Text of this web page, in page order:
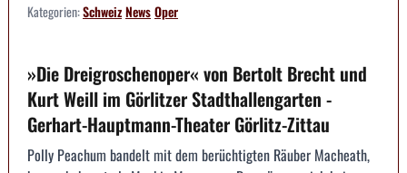
Kategorien:SchweizNewsOper
»Die Dreigroschenoper« von Bertolt Brecht und
Kurt Weill im Görlitzer Stadthallengarten -
Gerhart-Hauptmann-Theater Görlitz-Zittau
Polly Peachum bandelt mit dem berüchtigten Räuber Macheath,